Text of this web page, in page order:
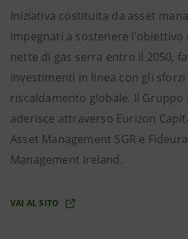
Iniziativa costituita da asset
impegnati a sostenere
nette di gas serra entro il 2050,
investimenti in linea con gli
riscaldamento globale. Il Gruppo
aderisce attraverso Eurizon
Asset Management SGR e
Management Ireland.
VAI AL SITO